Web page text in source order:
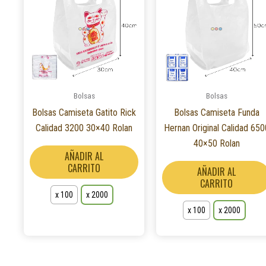
Bolsas
Bolsas Camiseta Gatito Rick
Calidad 3200 30×40 Rolan
AÑADIR AL
CARRITO
opciones
página
producto
x 100 x 2000
Bolsas
Bolsas Camiseta Funda
Hernan Original Calidad
40×50 Rolan
AÑADIR AL
CARRITO
x 100 x 2000